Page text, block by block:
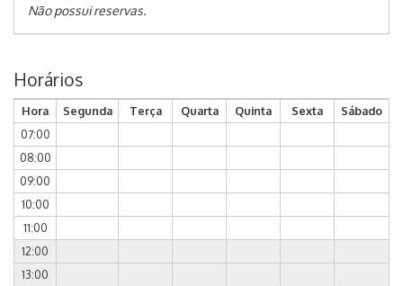
Não possui reservas.
Horários
Hora Segunda Terça Quarta Quinta Sexta
Sábado
07:00
08:00
09:00
10:00
11:00
12:00
13:00